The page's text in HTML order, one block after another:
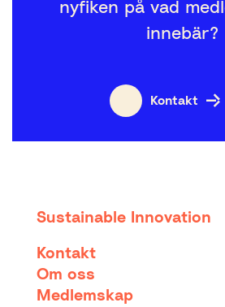
nyfiken på vad
innebär?
Kontakt
Sustainable Innovation
Kontakt
Om oss
Medlemskap